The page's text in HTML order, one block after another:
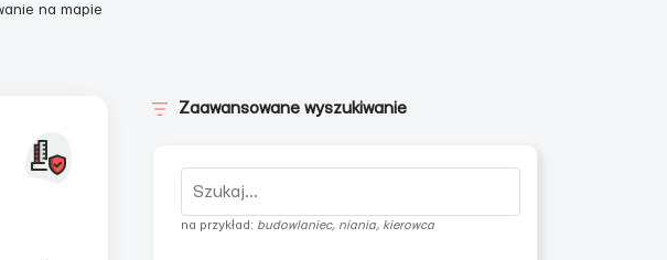
na mapie
Zaawansowane wyszukiwanie
na przykład: budowlaniec, niania, kierowca